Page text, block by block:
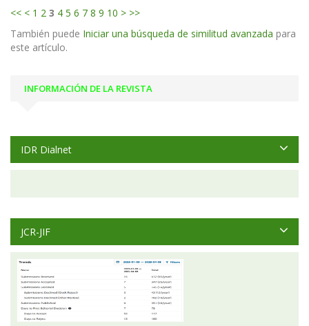
<< < 1 2 3 4 5 6 7 8 9 10 > >>
También puede Iniciar una búsqueda de similitud avanzada para
este artículo.
INFORMACIÓN DE LA REVISTA
IDR Dialnet
JCR-JIF